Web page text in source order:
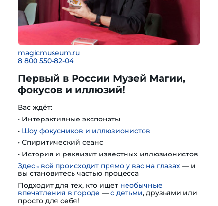
magicmuseum.ru
8 800 550-82-04
Первый в России Музей Магии,
фокусов и иллюзий!
Вас ждёт:
• Интерактивные экспонаты
• Шоу фокусников и иллюзионистов
• Спиритический сеанс
• История и реквизит известных иллюзионистов
Здесь всё происходит прямо у вас на глазах — и
вы становитесь частью процесса
Подходит для тех, кто ищет необычные
впечатления в городе — с детьми, друзьями или
просто для себя!